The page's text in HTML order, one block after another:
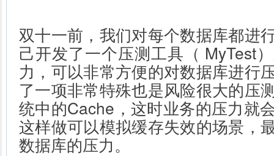
双十一前，我们对每个数据库都进
己开发了一个压测工具（ MyTest
力，可以非常方便的对数据库进行
了一项非常特殊也是风险很大的压
统中的Cache，这时业务的压力就
这样做可以模拟缓存失效的场景，
数据库的压力。